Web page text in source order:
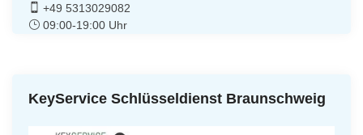
+49 5313029082
09:00-19:00 Uhr
KeyService Schlüsseldienst Braunschweig